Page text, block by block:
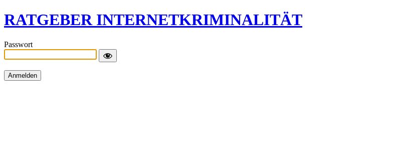
RATGEBER INTERNETKRIMINALITÄT
Passwort